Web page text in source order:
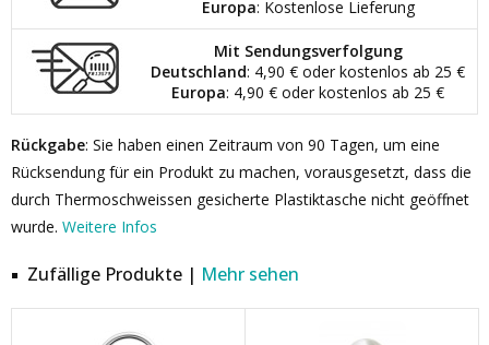
Europa: Kostenlose Lieferung
Mit Sendungsverfolgung
Deutschland: 4,90 € oder kostenlos ab 25 €
Europa: 4,90 € oder kostenlos ab 25 €
Rückgabe: Sie haben einen Zeitraum von 90 Tagen, um eine
Rücksendung für ein Produkt zu machen, vorausgesetzt, dass die
durch Thermoschweissen gesicherte Plastiktasche nicht geöffnet
wurde. Weitere Infos
Zufällige Produkte | Mehr sehen